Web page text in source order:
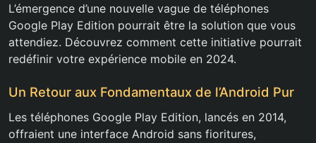
L’émergence d’une nouvelle vague de téléphones
Google Play Edition pourrait être la solution que vous
attendiez. Découvrez comment cette initiative pourrait
redéfinir votre expérience mobile en 2024.
Un Retour aux Fondamentaux de l’Android Pur
Les téléphones Google Play Edition, lancés en 2014,
offraient une interface Android sans fioritures,